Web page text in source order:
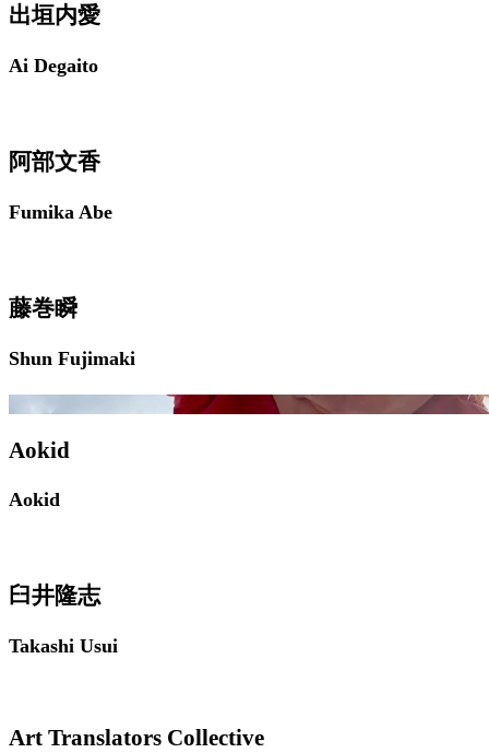
出垣内愛
Ai Degaito
阿部文香
Fumika Abe
藤巻瞬
Shun Fujimaki
Aokid
Aokid
臼井隆志
Takashi Usui
​Art Translators Collective